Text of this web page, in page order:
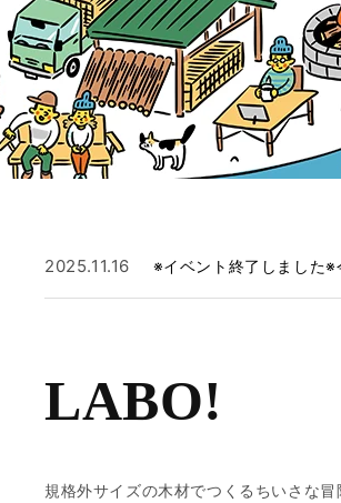
2025.11.16 ※イベント終了しました
LABO!
規格外サイズの木材でつくるちいさな冒